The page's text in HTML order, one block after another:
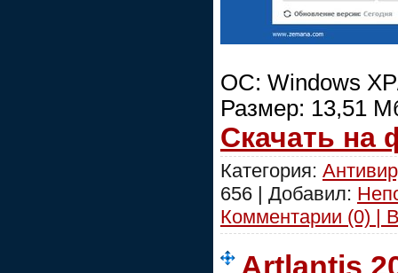
ОС: Windows
Размер: 13,51
Скачать на
Категория:
656 | Добавил:
Комментарии (0) |
Artlantis